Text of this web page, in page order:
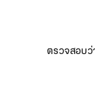
ตรวจสอบว่